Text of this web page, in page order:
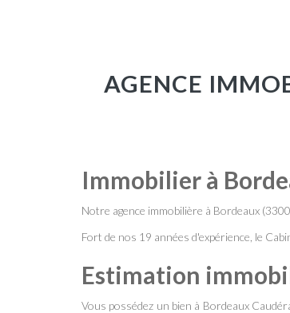
AGENCE IMMOBILIÈRE BORDEAUX : BIENVENUE SUR LE SITE DU CABINET
Immobilier à
Notre agence immobilière à Bordeaux
Fort de nos 19 années d'expérience, le
Estimation
Vous possédez un bien à Bordeaux